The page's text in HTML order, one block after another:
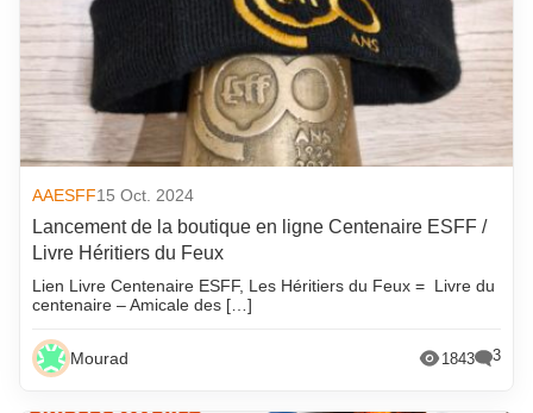
AAESFF15 Oct. 2024
Lancement de la boutique en ligne Centenaire ESFF /
Livre Héritiers du Feux
Lien Livre Centenaire ESFF, Les Héritiers du Feux = Livre du
centenaire – Amicale des […]
Mourad 1843 3